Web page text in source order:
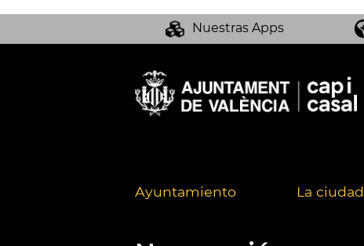
Nuestras Apps
Ayuntamiento La ciudad